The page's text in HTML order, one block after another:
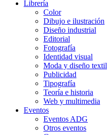
Librería
Color
Dibujo e ilustración
Diseño industrial
Editorial
Fotografía
Identidad visual
Moda y diseño textil
Publicidad
Tipografía
Teoría e historia
Web y multimedia
Eventos
Eventos ADG
Otros eventos